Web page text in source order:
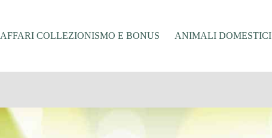
AFFARI COLLEZIONISMO E BONUS ANIMALI DOMESTICI